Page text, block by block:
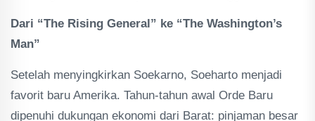
Dari “The Rising General” ke “The Washington’s
Man”
Setelah menyingkirkan Soekarno, Soeharto menjadi
favorit baru Amerika. Tahun-tahun awal Orde Baru
dipenuhi dukungan ekonomi dari Barat: pinjaman besar